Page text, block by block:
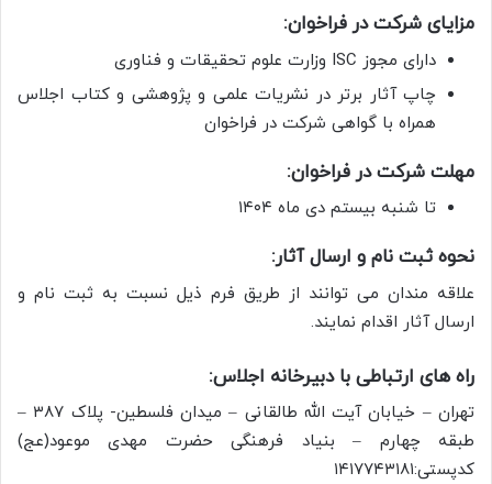
مزایای شرکت در فراخوان:
دارای مجوز ISC وزارت علوم تحقیقات و فناوری
چاپ آثار برتر در نشریات علمی و پژوهشی و کتاب اجلاس
همراه با گواهی شرکت در فراخوان
مهلت شرکت در فراخوان:
تا شنبه بیستم دی ماه ۱۴۰۴
نحوه ثبت نام و ارسال آثار:
علاقه مندان می توانند از طریق فرم ذیل نسبت به ثبت نام و
ارسال آثار اقدام نمایند.
راه های ارتباطی با دبیرخانه اجلاس:
تهران – خیابان آیت الله طالقانی – میدان فلسطین- پلاک ۳۸۷ –
طبقه چهارم – بنیاد فرهنگی حضرت مهدی موعود(عج)
کدپستی:۱۴۱۷۷۴۳۱۸۱